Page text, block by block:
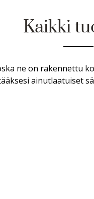
Kaikki
ne on rakennettu
ainutlaatuiset